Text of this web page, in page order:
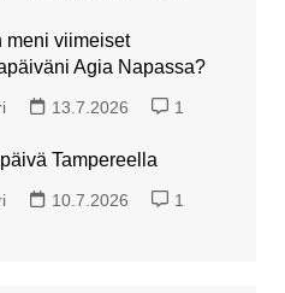
meni viimeiset
Agia Napassa?
13.7.2026 1
Tampereella
10.7.2026 1